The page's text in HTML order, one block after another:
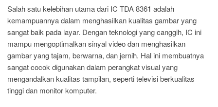
Salah satu kelebihan utama dari IC TDA 8361 adalah
kemampuannya dalam menghasilkan kualitas gambar yang
sangat baik pada layar. Dengan teknologi yang canggih, IC ini
mampu mengoptimalkan sinyal video dan menghasilkan
gambar yang tajam, berwarna, dan jernih. Hal ini membuatnya
sangat cocok digunakan dalam perangkat visual yang
mengandalkan kualitas tampilan, seperti televisi berkualitas
tinggi dan monitor komputer.